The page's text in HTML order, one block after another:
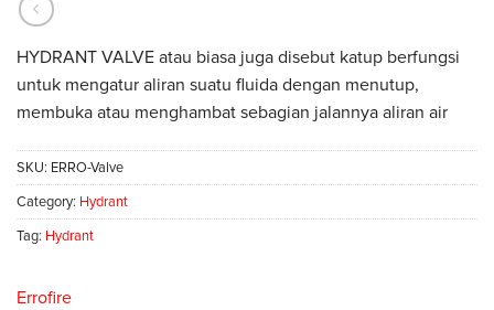
HYDRANT VALVE atau biasa juga disebut katup berfungsi
untuk mengatur aliran suatu fluida dengan menutup,
membuka atau menghambat sebagian jalannya aliran air
SKU: ERRO-Valve
Category: Hydrant
Tag: Hydrant
Errofire